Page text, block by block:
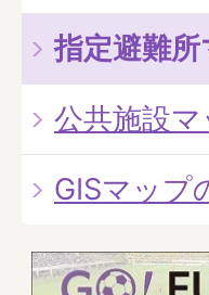
指定避難
公共施設
GISマップ